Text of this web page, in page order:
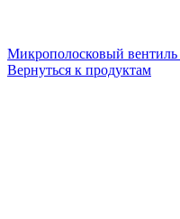
Микрополосковый
Вернуться к продуктам